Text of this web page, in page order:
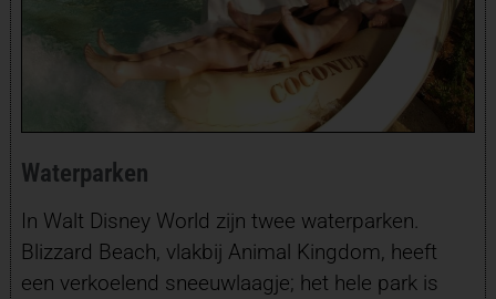
Waterparken
In Walt Disney World zijn twee waterparken.
Blizzard Beach, vlakbij Animal Kingdom, heeft
een verkoelend sneeuwlaagje; het hele park is